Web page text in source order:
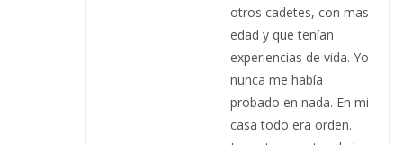
otros cadetes, con mas
edad y que tenían
experiencias de vida. Yo
nunca me había
probado en nada. En mi
casa todo era orden.